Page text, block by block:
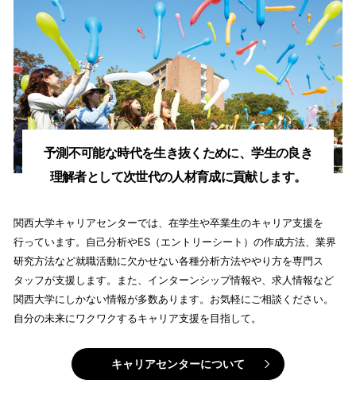
予測不可能な時代を生き抜くために、学生の良き
理解者として次世代の人材育成に貢献します。
関西大学キャリアセンターでは、在学生や卒業生のキャリア支援を
行っています。自己分析やES（エントリーシート）の作成方法、業界
研究方法など就職活動に欠かせない各種分析方法ややり方を専門ス
タッフが支援します。
また、インターンシップ情報や、求人情報など
関西大学にしかない情報が多数あります。お気軽にご相談ください。
自分の未来にワクワクするキャリア支援を目指して。
キャリアセンターについて